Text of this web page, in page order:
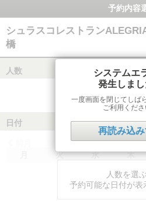
予約内容
シュラスコレストラン
橋
人数
日付
火 水 木
人数を選
予約可能な日付が表
システムエ
発生しまし
一度画面を閉じてしば
ご利用くださ
再読み込